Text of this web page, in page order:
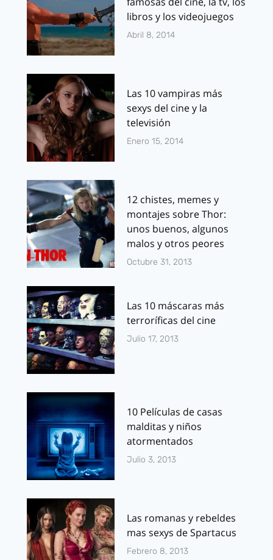
libros y los videojuegos
Abril 8, 2014
Las 10 vampiras más
sexys del cine y la
televisión
Enero 15, 2014
12 chistes, memes y
montajes sobre Thor:
unos buenos, algunos
malos y otros peores
Octubre 31, 2013
Las 10 máscaras más
terroríficas del cine
Julio 17, 2013
10 Películas de casas
malditas y niños
atormentados
Julio 3, 2013
Las romanas y rebeldes
mas sexys de Spartacus
Febrero 8, 2013